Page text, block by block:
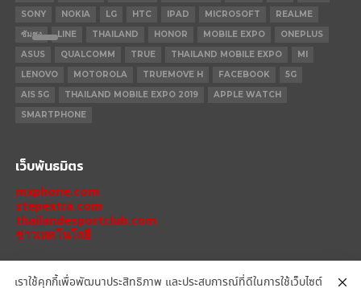
SONY
NOKIA LG HTC IPAD MICROSOFT
REALME
ซัมซุง
LINE THAILAND HONOR MOBILE EXPO
ONEPLUS
ASUS
QUALCOMM TRUE THAILAND MOBILE EXPO
MI
LENOVO
MOTOROLA TRUEMOVE H FACEBOOK
5G
AIS 5G
THAILAND MOBILE EXPO 2019
APPLE WATCH
SMARTPHONE
เว็บพันธมิตร
mxphone.com
stepextra.com
thailandesportclub.com
ข่าวเทคโนโลยี
เราใช้คุกกี้เพื่อพัฒนาประสิทธิภาพ และประสบการณ์ที่ดีในการใช้เว็บไซต์